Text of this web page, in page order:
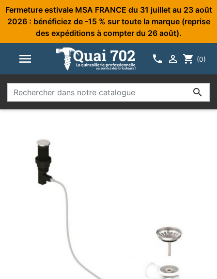
Fermeture estivale MSA FRANCE du 31 juillet au 23 août
2026 : bénéficiez de -15 % sur toute la marque (reprise
des expéditions à compter du 26 août).
   shopping_cart (0)
